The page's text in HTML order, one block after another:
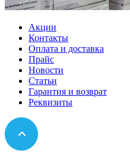
Акции
Контакты
Оплата и доставка
Прайс
Новости
Статьи
Гарантия и возврат
Реквизиты